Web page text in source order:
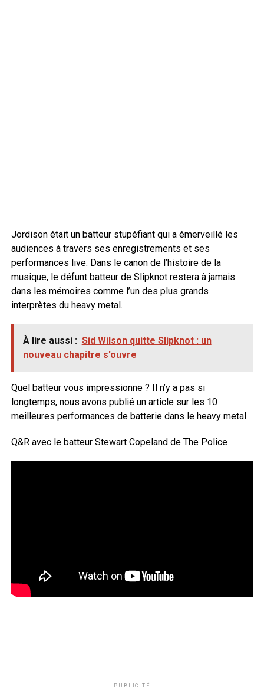
Jordison était un batteur stupéfiant qui a émerveillé les
audiences à travers ses enregistrements et ses
performances live. Dans le canon de l’histoire de la
musique, le défunt batteur de Slipknot restera à jamais
dans les mémoires comme l’un des plus grands
interprètes du heavy metal.
À lire aussi : Sid Wilson quitte Slipknot : un
nouveau chapitre s'ouvre
Quel batteur vous impressionne ? Il n’y a pas si
longtemps, nous avons publié un article sur les 10
meilleures performances de batterie dans le heavy metal.
Q&R avec le batteur Stewart Copeland de The Police